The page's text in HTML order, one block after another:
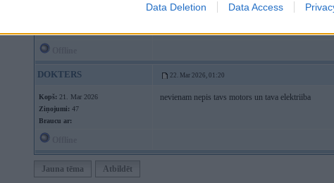
Data Deletion Data Access
DOKTERS 22. Mar 2026, 01:20
Kopš: 21. Mar 2026
Ziņojumi: 47
Braucu ar:
nevienam nepis tavs motors un tava elektriiba
Jauna tēma Atbildēt